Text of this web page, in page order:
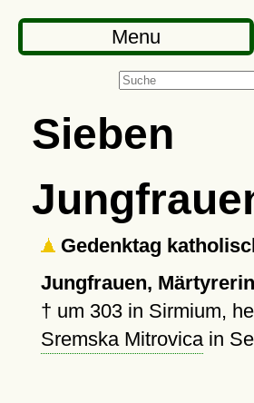
Menu
Sieben
Gedenktag
Jungfrauen,
† um 303in Sirmium,
Sremska Mitrovicain